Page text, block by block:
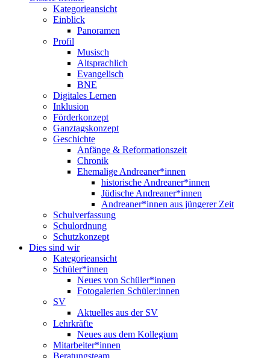
Kategorieansicht
Einblick
Panoramen
Profil
Musisch
Altsprachlich
Evangelisch
BNE
Digitales Lernen
Inklusion
Förderkonzept
Ganztagskonzept
Geschichte
Anfänge & Reformationszeit
Chronik
Ehemalige Andreaner*innen
historische Andreaner*innen
Jüdische Andreaner*innen
Andreaner*innen aus jüngerer Zeit
Schulverfassung
Schulordnung
Schutzkonzept
Dies sind wir
Kategorieansicht
Schüler*innen
Neues von Schüler*innen
Fotogalerien Schüler:innen
SV
Aktuelles aus der SV
Lehrkräfte
Neues aus dem Kollegium
Mitarbeiter*innen